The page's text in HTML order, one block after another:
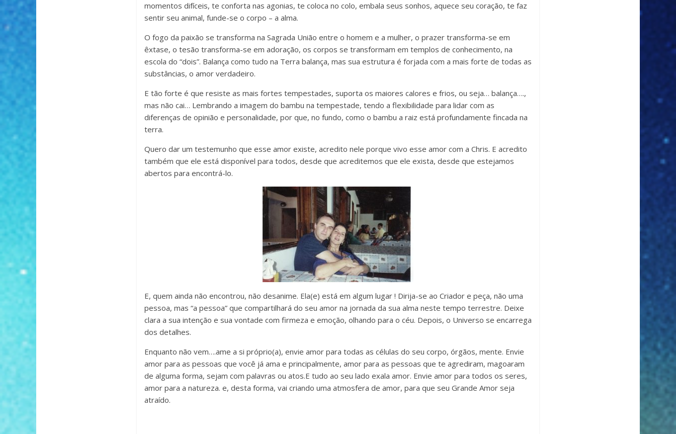
momentos difíceis, te conforta nas agonias, te coloca no colo, embala seus sonhos, aquece seu coração, te faz
sentir seu animal, funde-se o corpo – a alma.
O fogo da paixão se transforma na Sagrada União entre o homem e a mulher, o prazer transforma-se em
êxtase, o tesão transforma-se em adoração, os corpos se transformam em templos de conhecimento, na
escola do “dois”. Balança como tudo na Terra balança, mas sua estrutura é forjada com a mais forte de todas as
substâncias, o amor verdadeiro.
E tão forte é que resiste as mais fortes tempestades, suporta os maiores calores e frios, ou seja… balança….,
mas não cai… Lembrando a imagem do bambu na tempestade, tendo a flexibilidade para lidar com as
diferenças de opinião e personalidade, por que, no fundo, como o bambu a raiz está profundamente fincada na
terra.
Quero dar um testemunho que esse amor existe, acredito nele porque vivo esse amor com a Chris. E acredito
também que ele está disponível para todos, desde que acreditemos que ele exista, desde que estejamos
abertos para encontrá-lo.
E, quem ainda não encontrou, não desanime. Ela(e) está em algum lugar ! Dirija-se ao Criador e peça, não uma
pessoa, mas “a pessoa” que compartilhará do seu amor na jornada da sua alma neste tempo terrestre. Deixe
clara a sua intenção e sua vontade com firmeza e emoção, olhando para o céu. Depois, o Universo se encarrega
dos detalhes.
Enquanto não vem….ame a si próprio(a), envie amor para todas as células do seu corpo, órgãos, mente. Envie
amor para as pessoas que você já ama e principalmente, amor para as pessoas que te agrediram, magoaram
de alguma forma, sejam com palavras ou atos.E tudo ao seu lado exala amor. Envie amor para todos os seres,
amor para a natureza. e, desta forma, vai criando uma atmosfera de amor, para que seu Grande Amor seja
atraído.